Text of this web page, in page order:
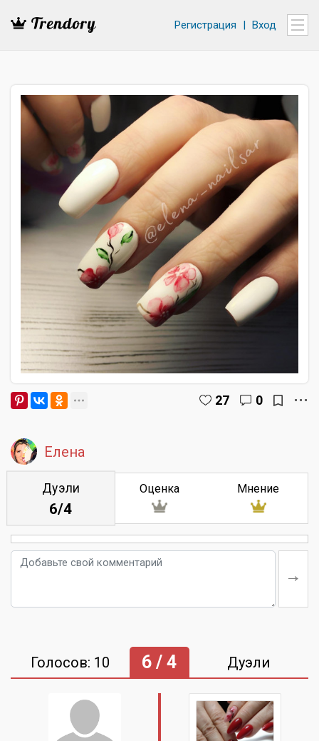
Регистрация | Вход
27 0
Елена
Дуэли
6/4
Оценка Мнение
Голосов: 10 6 / 4 Дуэли